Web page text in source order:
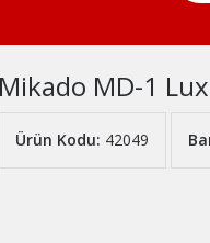
Mikado MD-1
Ürün Kodu: 42049